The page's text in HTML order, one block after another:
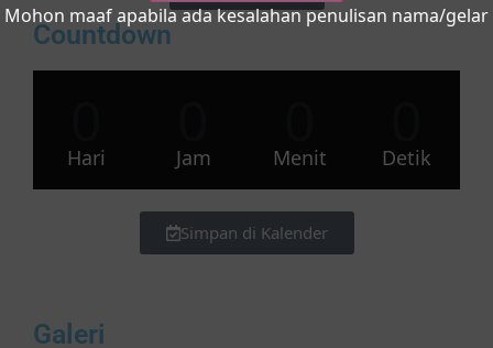
Countdown
Hari Jam Menit Detik
Simpan di Kalender
Galeri
Mohon maaf apabila ada kesalahan penulisan nama/gelar